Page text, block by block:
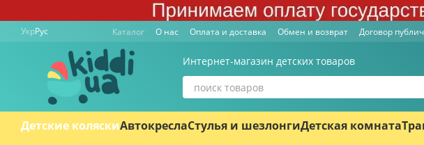
Перейти к основному контенту
УкрРус Каталог О нас Оплата и доставка Обмен и возврат Договор
Интернет-магазин детских товаров
Детские коляскиАвтокреслаСтулья и шезлонгиДетская комната